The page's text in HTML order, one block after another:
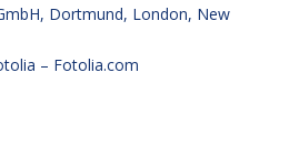
Dortmund, London, New
– Fotolia.com